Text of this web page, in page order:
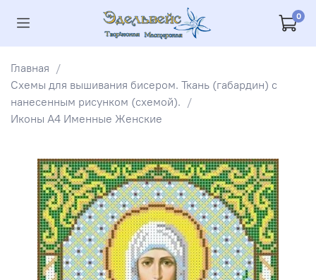
0
Главная
Схемы для вышивания бисером. Ткань (габардин) с
нанесенным рисунком (схемой).
Иконы А4 Именные Женские